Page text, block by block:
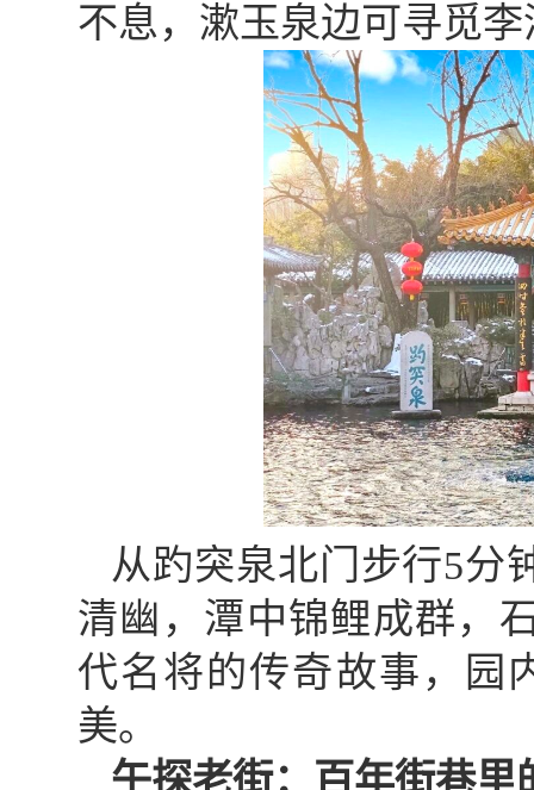
不息，漱玉泉边可寻觅
从趵突泉北门步行5分
清幽，潭中锦鲤成群，
代名将的传奇故事，园
美。
午探老街：百年街巷里